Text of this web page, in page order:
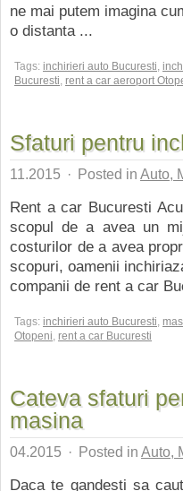
ne mai putem imagina
o distanta ...
Tags: inchirieri auto Bucuresti,
Bucuresti, rent a car aeroport
Sfaturi pentru
11.2015 · Posted in Auto,
Rent a car Bucuresti
scopul de a avea un
costurilor de a avea
scopuri, oamenii
companii de rent a car
Tags: inchirieri auto Bucuresti,
Otopeni, rent a car Bucuresti
Cateva sfaturi
masina
04.2015 · Posted in Auto,
Daca te gandesti sa